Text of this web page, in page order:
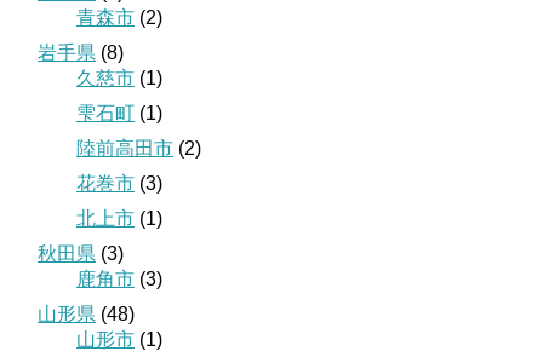
青森市 (2)
岩手県 (8)
久慈市 (1)
雫石町 (1)
陸前高田市 (2)
花巻市 (3)
北上市 (1)
秋田県 (3)
鹿角市 (3)
山形県 (48)
山形市 (1)